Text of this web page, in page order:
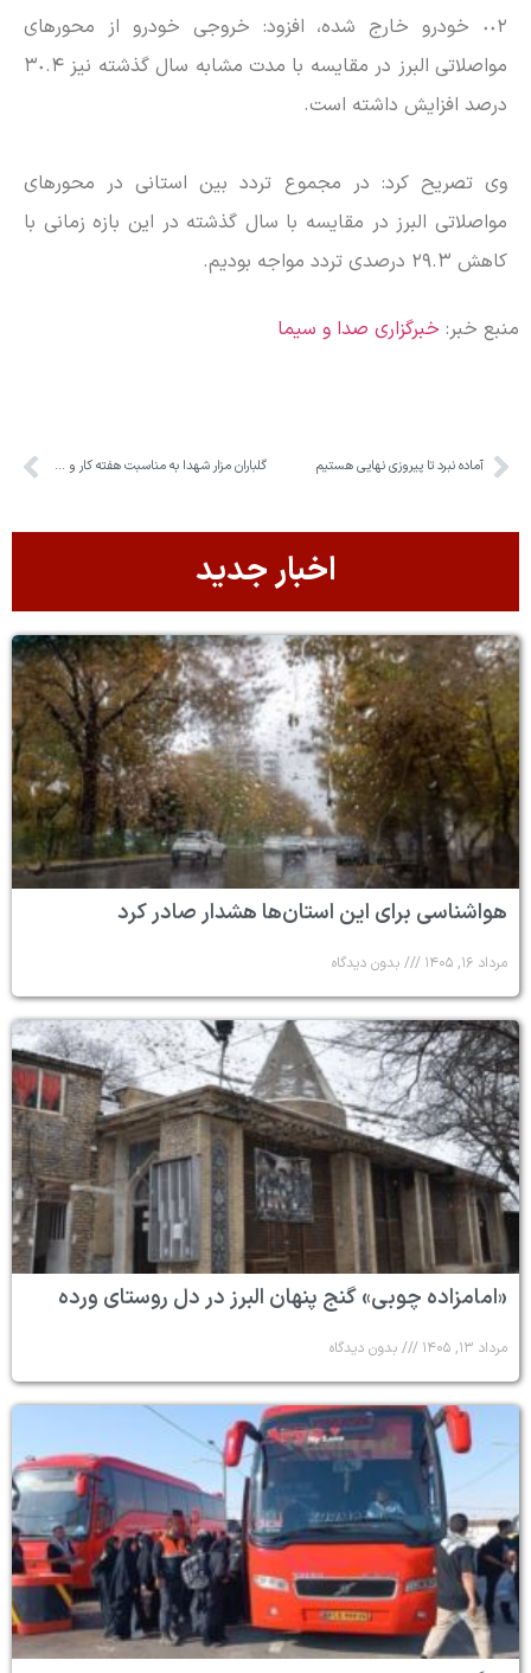
٠٠٢ خودرو خارج شده، افزود: خروجی خودرو از محور‌های
مواصلاتی البرز در مقایسه با مدت مشابه سال گذشته نیز ٣٠.۴
درصد افزایش داشته است.
وی تصریح کرد: در مجموع تردد بین استانی در محور‌های
مواصلاتی البرز در مقایسه با سال گذشته در این بازه زمانی با
کاهش ٢٩.٣ درصدی تردد مواجه بودیم.
منبع خبر: خبرگزاری صدا و سیما
آماده نبرد تا پیروزی نهایی هستیم گلباران مزار شهدا به مناسبت هفته کار و کارگر در استان البرز
اخبار جدید
هواشناسی برای این استان‌ها هشدار صادر کرد
مرداد ۱۶, ۱۴۰۵ بدون دیدگاه
«امامزاده چوبی» گنج پنهان البرز در دل روستای ورده
مرداد ۱۳, ۱۴۰۵ بدون دیدگاه